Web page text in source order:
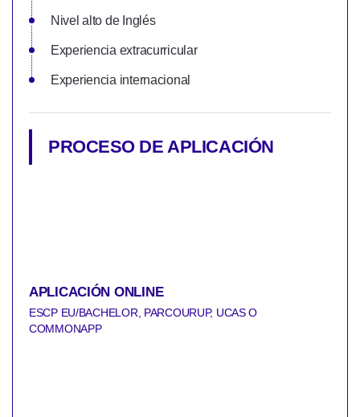
Nivel alto de Inglés
Experiencia extracurricular
Experiencia internacional
PROCESO DE APLICACIÓN
APLICACIÓN ONLINE
ESCP EU/BACHELOR, PARCOURUP, UCAS O
COMMONAPP